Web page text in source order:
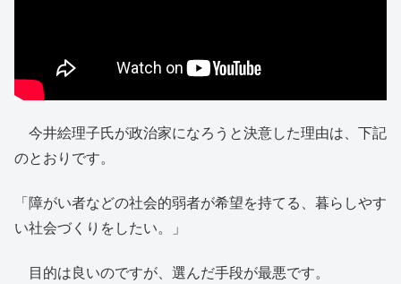
今井絵理子氏が政治家になろうと決意した理由は、下記
のとおりです。
「障がい者などの社会的弱者が希望を持てる、暮らしやす
い社会づくりをしたい。」
目的は良いのですが、選んだ手段が最悪です。